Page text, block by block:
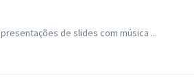
de slides com música ...